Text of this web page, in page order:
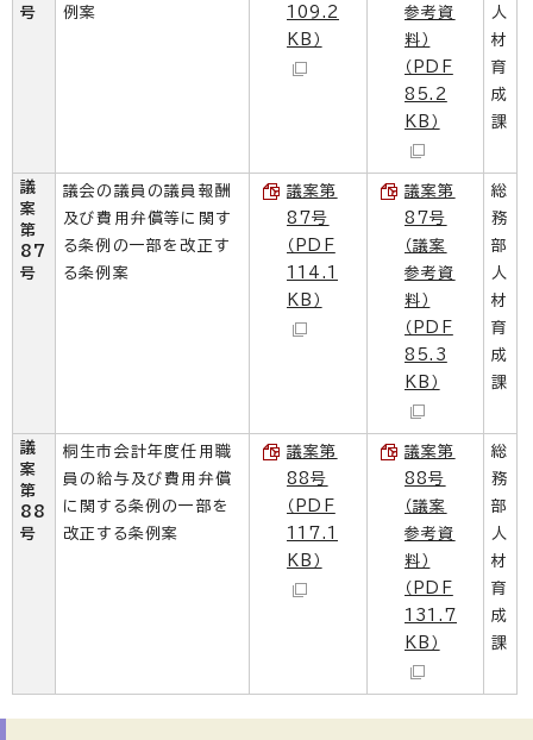
号
例案
109.2
KB）
参考資
料）
（PDF
85.2
KB）
人
材
育
成
課
議
案
第
87
号
議会の議員の議員報酬
及び費用弁償等に関す
る条例の一部を改正す
る条例案
議案第
87号
（PDF
114.1
KB）
議案第
87号
（議案
参考資
料）
（PDF
85.3
KB）
総
務
部
人
材
育
成
課
議
案
第
88
号
桐生市会計年度任用職
員の給与及び費用弁償
に関する条例の一部を
改正する条例案
議案第
88号
（PDF
117.1
KB）
議案第
88号
（議案
参考資
料）
（PDF
131.7
KB）
総
務
部
人
材
育
成
課